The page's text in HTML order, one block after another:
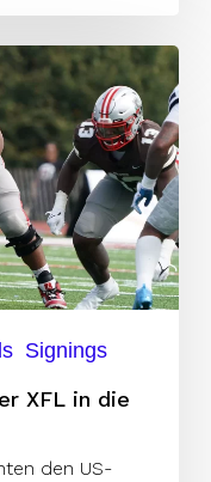
Signings
XFL in die
den US-